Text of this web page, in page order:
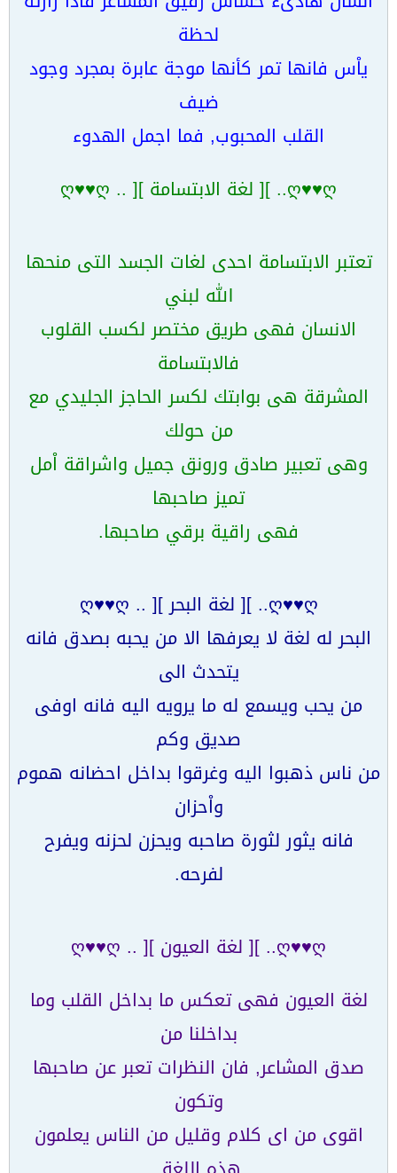
لحظة
ياْس فانها تمر كأنها موجة عابرة بمجرد وجود
ضيف
القلب المحبوب, فما اجمل الهدوء
ღ♥♥ღ.. ][ لغة الابتسامة ][ .. ღ♥♥ღ
تعتبر الابتسامة احدى لغات الجسد التى منحها
الله لبني
الانسان فهى طريق مختصر لكسب القلوب
فالابتسامة
المشرقة هى بوابتك لكسر الحاجز الجليدي مع
من حولك
وهى تعبير صادق ورونق جميل واشراقة اْمل
تميز صاحبها
فهى راقية برقي صاحبها.
ღ♥♥ღ.. ][ لغة البحر ][ .. ღ♥♥ღ
البحر له لغة لا يعرفها الا من يحبه بصدق فانه
يتحدث الى
من يحب ويسمع له ما يرويه اليه فانه اوفى
صديق وكم
من ناس ذهبوا اليه وغرقوا بداخل احضانه هموم
واْحزان
فانه يثور لثورة صاحبه ويحزن لحزنه ويفرح
لفرحه.
ღ♥♥ღ.. ][ لغة العيون ][ .. ღ♥♥ღ
لغة العيون فهى تعكس ما بداخل القلب وما
بداخلنا من
صدق المشاعر, فان النظرات تعبر عن صاحبها
وتكون
اقوى من اى كلام وقليل من الناس يعلمون